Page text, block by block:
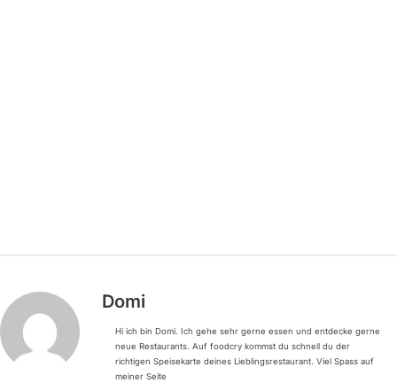
Domi
Hi ich bin Domi. Ich gehe sehr gerne essen und entdecke gerne
neue Restaurants. Auf foodcry kommst du schnell du der
richtigen Speisekarte deines Lieblingsrestaurant. Viel Spass auf
meiner Seite